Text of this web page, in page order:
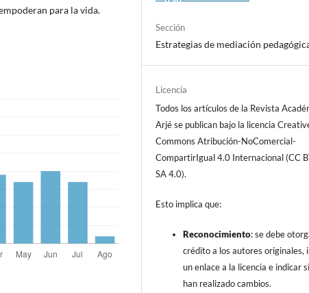
para la vida.
Sección
Estrategias de mediación
Licencia
Todos los artículos de la Revista
Arjé se publican bajo la licencia
Commons Atribución-NoComercial-
CompartirIgual 4.0 Internacional (CC
SA 4.0).
Esto implica que:
Reconocimiento: se debe
crédito a los autores originales,
un enlace a la licencia e indicar
han realizado cambios.